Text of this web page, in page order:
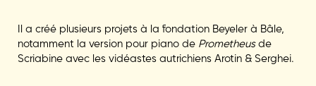
Il a créé plusieurs projets à la fondation Beyeler à Bâle,
notamment la version pour piano de Prometheusde
Scriabine avec les vidéastes autrichiens Arotin & Serghei.